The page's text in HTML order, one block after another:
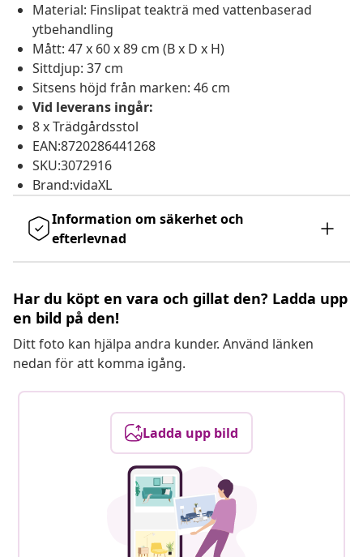
Material: Finslipat teakträ med vattenbaserad
ytbehandling
Mått: 47 x 60 x 89 cm (B x D x H)
Sittdjup: 37 cm
Sitsens höjd från marken: 46 cm
Vid leverans ingår:
8 x Trädgårdsstol
EAN:8720286441268
SKU:3072916
Brand:vidaXL
Information om säkerhet och
efterlevnad
Har du köpt en vara och gillat den? Ladda upp
en bild på den!
Ditt foto kan hjälpa andra kunder. Använd länken
nedan för att komma igång.
Ladda upp bild